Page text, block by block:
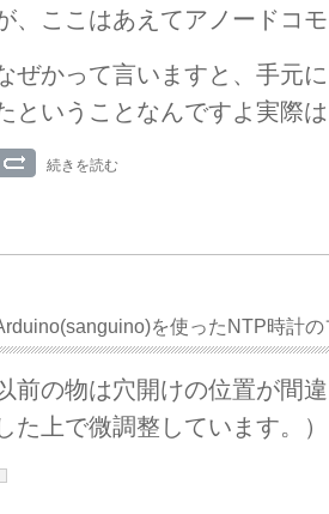
、ここはあえてアノードコ
ぜかって言いますと、手元
ということなんですよ実際
続きを読む
を使ったNTP時計
前の物は穴開けの位置が間
た上で微調整しています。）